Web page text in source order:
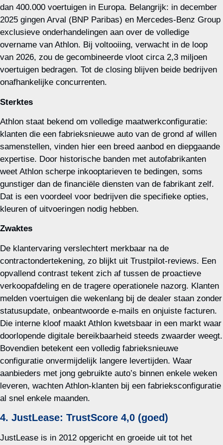
dan 400.000 voertuigen in Europa. Belangrijk: in december
2025 gingen Arval (BNP Paribas) en Mercedes‑Benz Group
exclusieve onderhandelingen aan over de volledige
overname van Athlon. Bij voltooiing, verwacht in de loop
van 2026, zou de gecombineerde vloot circa 2,3 miljoen
voertuigen bedragen. Tot de closing blijven beide bedrijven
onafhankelijke concurrenten.
Sterktes
Athlon staat bekend om volledige maatwerkconfiguratie:
klanten die een fabrieksnieuwe auto van de grond af willen
samenstellen, vinden hier een breed aanbod en diepgaande
expertise. Door historische banden met autofabrikanten
weet Athlon scherpe inkooptarieven te bedingen, soms
gunstiger dan de financiële diensten van de fabrikant zelf.
Dat is een voordeel voor bedrijven die specifieke opties,
kleuren of uitvoeringen nodig hebben.
Zwaktes
De klantervaring verslechtert merkbaar na de
contractondertekening, zo blijkt uit Trustpilot‑reviews. Een
opvallend contrast tekent zich af tussen de proactieve
verkoopafdeling en de tragere operationele nazorg. Klanten
melden voertuigen die wekenlang bij de dealer staan zonder
statusupdate, onbeantwoorde e‑mails en onjuiste facturen.
Die interne kloof maakt Athlon kwetsbaar in een markt waar
doorlopende digitale bereikbaarheid steeds zwaarder weegt.
Bovendien betekent een volledig fabrieksnieuwe
configuratie onvermijdelijk langere levertijden. Waar
aanbieders met jong gebruikte auto’s binnen enkele weken
leveren, wachten Athlon‑klanten bij een fabrieksconfiguratie
al snel enkele maanden.
4. JustLease: TrustScore 4,0 (goed)
JustLease is in 2012 opgericht en groeide uit tot het